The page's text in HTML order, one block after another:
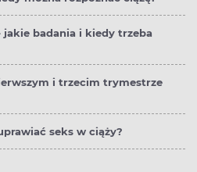
jakie badania i kiedy trzeba
i trzecim trymestrze
seks w ciąży?